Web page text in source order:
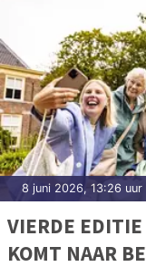
8 juni 2026, 13:26 uur
VIERDE
KOMT NAAR